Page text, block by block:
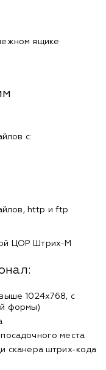
ящике
с:
http и ftp
ЦОР Штрих-М
1024х768, с
формы)
места
сканера штрих-кода